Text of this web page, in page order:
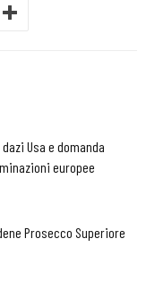
Usa e domanda
europee
Prosecco Superiore